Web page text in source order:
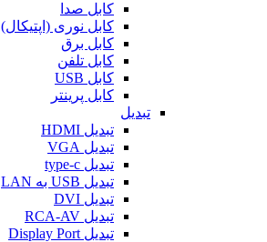
کابل صدا
کابل نوری (اپتیکال)
کابل برق
کابل تلفن
کابل USB
کابل پرینتر
تبدیل
تبدیل HDMI
تبدیل VGA
تبدیل type-c
تبدیل USB به LAN
تبدیل DVI
تبدیل RCA-AV
تبدیل Display Port